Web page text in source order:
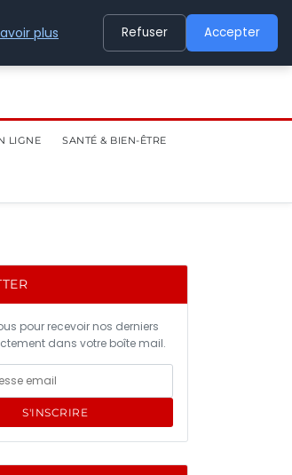
LIGNE SANTÉ & BIEN-ÊTRE
pour recevoir nos derniers
dans votre boîte mail.
S'INSCRIRE
plus Refuser Accepter